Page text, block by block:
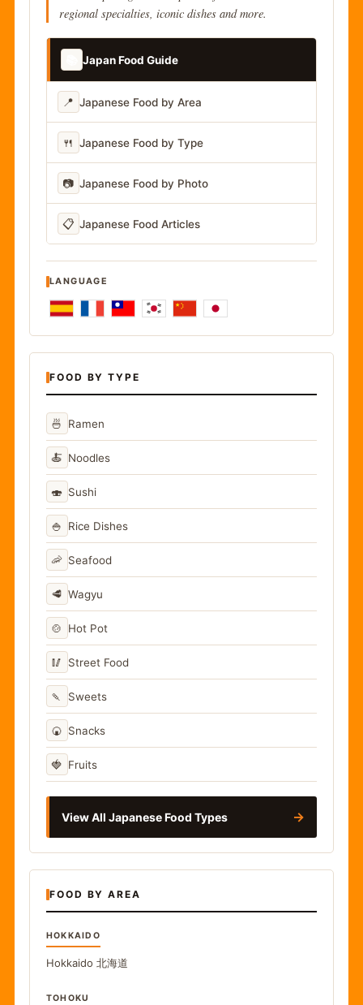
regional specialties, iconic dishes and more.
Japan Food Guide
📍 Japanese Food by Area
🍴 Japanese Food by Type
📷 Japanese Food by Photo
📋 Japanese Food Articles
LANGUAGE
FOOD BY TYPE
🍜 Ramen
🍝 Noodles
🍣 Sushi
🍚 Rice Dishes
🦐 Seafood
🥩 Wagyu
🍲 Hot Pot
🥢 Street Food
🍡 Sweets
🍘 Snacks
🍓 Fruits
View All Japanese Food Types →
FOOD BY AREA
HOKKAIDO
Hokkaido 北海道
TOHOKU